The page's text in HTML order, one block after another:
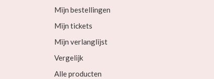
Mijn bestellingen
Mijn tickets
Mijn verlanglijst
Vergelijk
Alle producten